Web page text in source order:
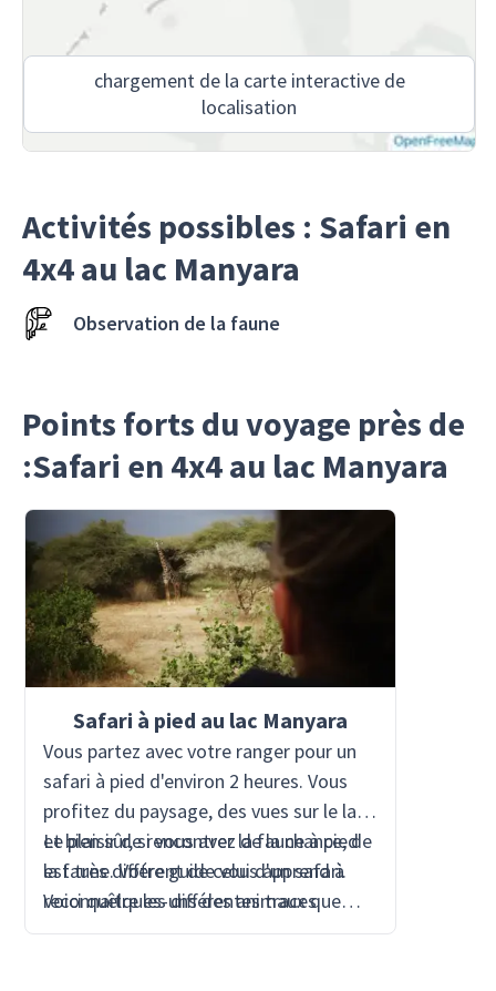
chargement de la carte interactive de
localisation
Activités possibles : Safari en
4x4 au lac Manyara
Observation de la faune
Points forts du voyage près de
:Safari en 4x4 au lac Manyara
Safari à pied au lac Manyara
Vous partez avec votre ranger pour un
safari à pied d'environ 2 heures. Vous
profitez du paysage, des vues sur le lac
et bien sûr, si vous avez de la chance, de
la faune. Votre guide vous apprend à
reconnaître les différentes traces
d'animaux ainsi que la flore
Le plaisir de rencontrer la faune à pied
est très différent de celui d'un safari.
Voici quelques-uns des animaux que
vous pourrez observer lors de ce safari à